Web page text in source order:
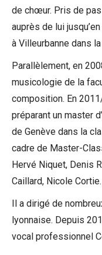
de chœur. Pris de
auprès de lui
à Villeurbanne dans
Parallèlement, en
musicologie de la
composition. En
préparant un master
de Genève dans la
cadre de Master-
Hervé Niquet, Denis
Caillard, Nicole Cortie.
Il a dirigé de
lyonnaise. Depuis
vocal professionnel